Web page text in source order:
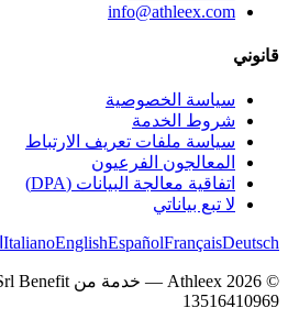
info@athleex.com
قانوني
سياسة الخصوصية
شروط الخدمة
سياسة ملفات تعريف الارتباط
المعالجون الفرعيون
اتفاقية معالجة البيانات (DPA)
لا تبع بياناتي
ItalianoEnglishEspañolFrançaisDeutsch
13516410969